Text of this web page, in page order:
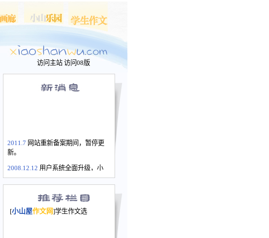
访问主站 访问08版
2011.7 网站重新备案期间，暂停更
新。
2008.12.12 用户系统全面升级，小
山屋主站、作文网、学生作文、家
长会、家园网－个人空间，用户一
次注册全部通行。
2008.12.12家园网正式运行，域
[小山屋作文网]学生作文选